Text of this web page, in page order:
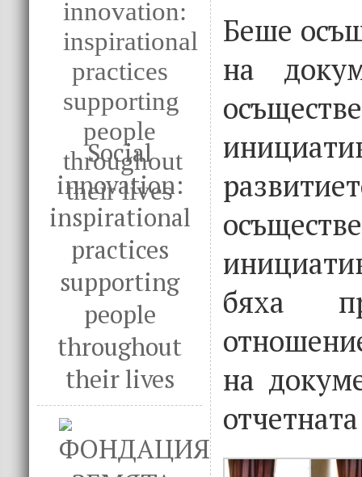
Social
innovation:
inspirational
practices
supporting
people
throughout
their lives
Беше
на
бяха
на